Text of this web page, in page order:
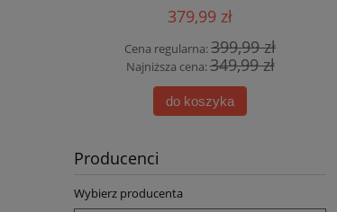
379,99 zł
Cena regularna:399,99 zł
Najniższa cena:349,99 zł
do koszyka
Producenci
Wybierz producenta